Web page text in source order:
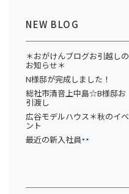
NEW BLOG
＊おがけんブログお引越しの
お知らせ＊
N様邸が完成しました！
総社市清音上中島☆B様邸お
引渡し
広谷モデルハウス＊秋のイベ
ント
最近の新入社員